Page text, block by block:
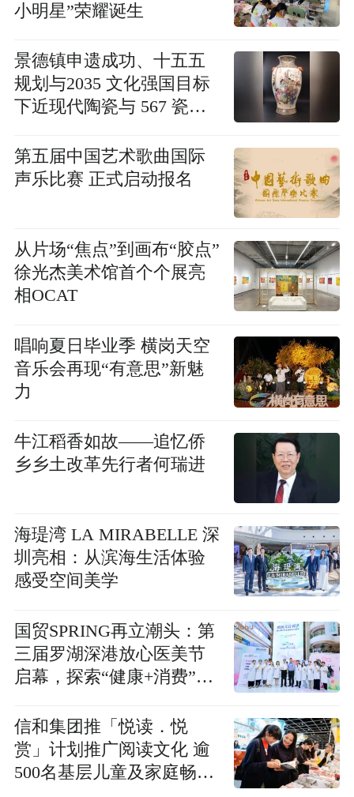
小明星”荣耀诞生
景德镇申遗成功、十五五
规划与2035 文化强国目标
下近现代陶瓷与 567 瓷的
第五届中国艺术歌曲国际
声乐比赛 正式启动报名
从片场“焦点”到画布“胶点”
徐光杰美术馆首个个展亮
相OCAT
唱响夏日毕业季 横岗天空
音乐会再现“有意思”新魅
力
牛江稻香如故——追忆侨
乡乡土改革先行者何瑞进
海瑅湾 LA MIRABELLE 深
圳亮相：从滨海生活体验
感受空间美学
国贸SPRING再立潮头：第
三届罗湖深港放心医美节
启幕，探索“健康+消费”新
信和集团推「悦读．悦
赏」计划推广阅读文化 逾
500名基层儿童及家庭畅游